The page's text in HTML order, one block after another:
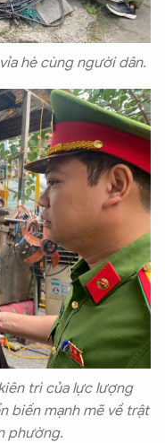
hè cùng người dân.
trì của lực lượng
biến mạnh mẽ về trật
phường.